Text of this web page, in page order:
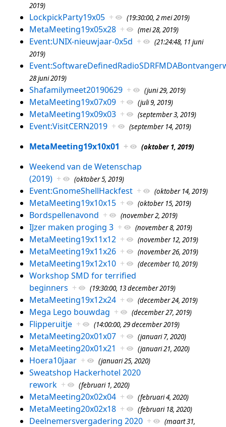
2019)
LockpickParty19x05 + (19:30:00, 2 mei 2019)
MetaMeeting19x05x28 + (mei 28, 2019)
Event:UNIX-nieuwjaar-0x5d +
(21:24:48, 11 juni
2019)
28 juni 2019)
Shafamilymeet20190629 + (juni 29, 2019)
MetaMeeting19x07x09 + (juli 9, 2019)
MetaMeeting19x09x03 + (september 3, 2019)
Event:VisitCERN2019 + (september 14, 2019)
MetaMeeting19x10x01 + (oktober 1, 2019)
Weekend van de Wetenschap
(2019) + (oktober 5, 2019)
Event:GnomeShellHackfest + (oktober 14, 2019)
MetaMeeting19x10x15 + (oktober 15, 2019)
Bordspellenavond + (november 2, 2019)
IJzer maken proging 3 + (november 8, 2019)
MetaMeeting19x11x12 + (november 12, 2019)
MetaMeeting19x11x26 + (november 26, 2019)
MetaMeeting19x12x10 + (december 10, 2019)
Workshop SMD for terrified
beginners + (19:30:00, 13 december 2019)
MetaMeeting19x12x24 + (december 24, 2019)
Mega Lego bouwdag + (december 27, 2019)
Flipperuitje + (14:00:00, 29 december 2019)
MetaMeeting20x01x07 + (januari 7, 2020)
MetaMeeting20x01x21 + (januari 21, 2020)
Hoera10jaar + (januari 25, 2020)
Sweatshop Hackerhotel 2020
rework + (februari 1, 2020)
MetaMeeting20x02x04 + (februari 4, 2020)
MetaMeeting20x02x18 + (februari 18, 2020)
Deelnemersvergadering 2020 +
(maart 31,